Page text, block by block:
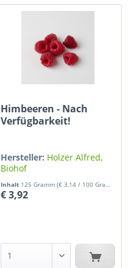
Himbeeren - Nach
Verfügbarkeit!
Hersteller: Holzer Alfred,
Biohof
Inhalt 125 Gramm(€ 3,14 / 100 Gramm)
€ 3,92